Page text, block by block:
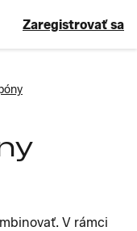
Zaregistrovať sa
V rámci